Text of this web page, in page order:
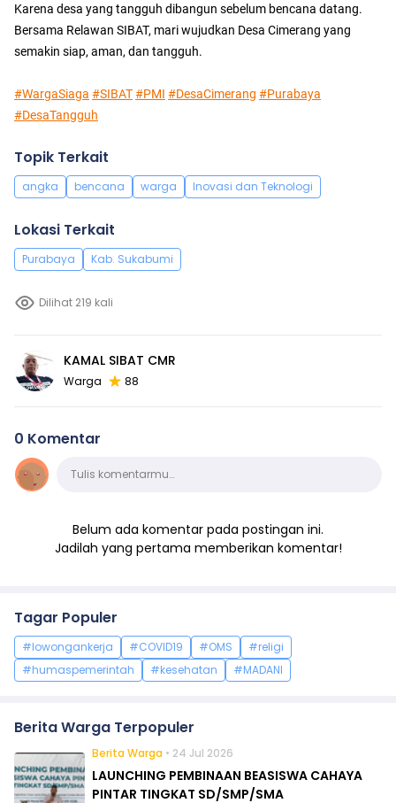
Karena desa yang tangguh dibangun sebelum bencana datang.
Bersama Relawan SIBAT, mari wujudkan Desa Cimerang yang
semakin siap, aman, dan tangguh.
#WargaSiaga #SIBAT#PMI #DesaCimerang #Purabaya
#DesaTangguh
Topik Terkait
angka bencana warga Inovasi dan Teknologi
Lokasi Terkait
Purabaya Kab. Sukabumi
Dilihat 219 kali
KAMAL SIBAT CMR
Warga 88
0 Komentar
KomentarTulis komentarmu…
Belum ada komentar pada postingan ini.
Jadilah yang pertama memberikan komentar!
Tagar Populer
#lowongankerja #COVID19 #OMS
#religi
#humaspemerintah
#kesehatan #MADANI
Berita Warga Terpopuler
Berita Warga • 24 Jul 2026
LAUNCHING PEMBINAAN BEASISWA CAHAYA
PINTAR TINGKAT SD/SMP/SMA